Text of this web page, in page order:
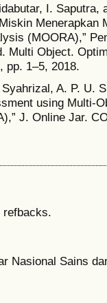
I. Saputra,
(MOORA),”
Multi Object.
pp. 1–5, 2018.
A. P. U.
using Multi-
J. Online Jar.
refbacks.
Nasional Sains